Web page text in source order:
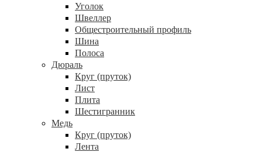
Уголок
Швеллер
Общестроительный профиль
Шина
Полоса
Дюраль
Круг (пруток)
Лист
Плита
Шестигранник
Медь
Круг (пруток)
Лента